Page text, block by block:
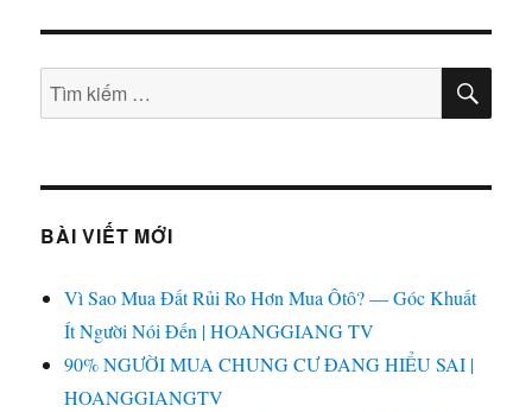
Tìm
kiếm:
TÌM
BÀI VIẾT MỚI
Vì Sao Mua Đất Rủi Ro Hơn Mua Ôtô? — Góc Khuất
Ít Người Nói Đến | HOANGGIANG TV
90% NGƯỜI MUA CHUNG CƯ ĐANG HIỂU SAI |
HOANGGIANGTV